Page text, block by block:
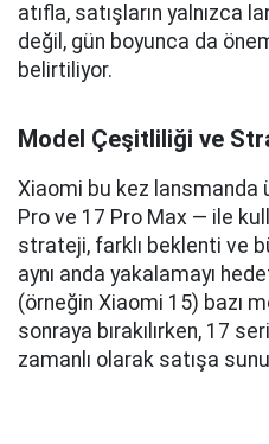
atıfla, satışların yalnızca
değil, gün boyunca da
belirtiliyor.
Model Çeşitliliği ve
Xiaomi bu kez lansmanda
Pro ve 17 Pro Max — ile
strateji, farklı beklenti ve
aynı anda yakalamayı
(örneğin Xiaomi 15) bazı
sonraya bırakılırken, 17
zamanlı olarak satışa